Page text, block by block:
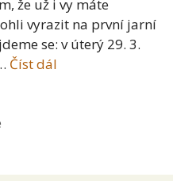
že už i vy máte
vyrazit na první jarní
se: v úterý 29. 3.
Číst dál